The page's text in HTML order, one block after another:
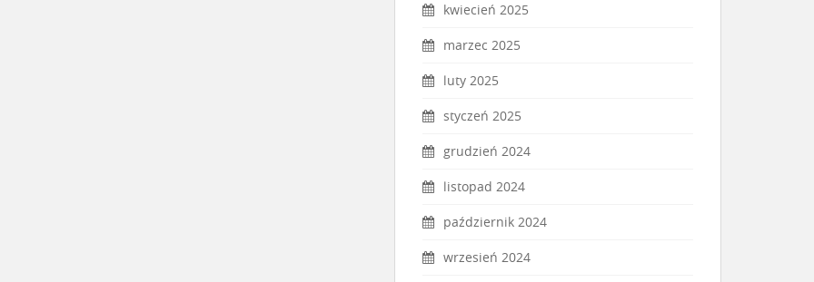
kwiecień 2025
marzec 2025
luty 2025
styczeń 2025
grudzień 2024
listopad 2024
październik 2024
wrzesień 2024